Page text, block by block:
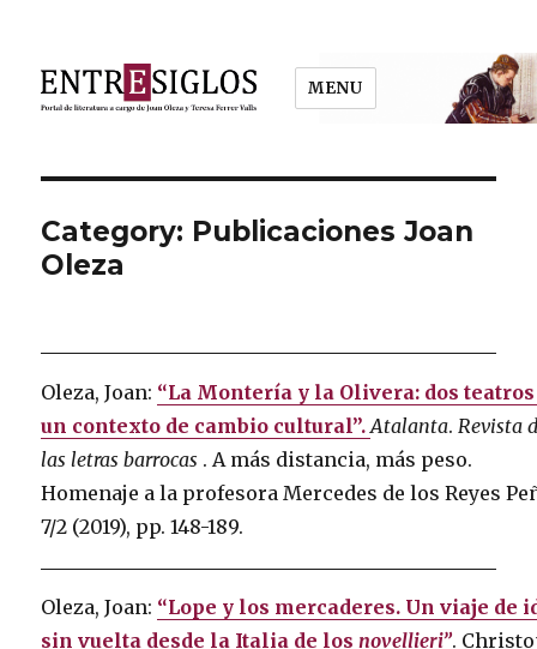
MENU
Category: Publicaciones Joan
Oleza
Oleza, Joan: “La Montería y la Olivera: dos
un contexto de cambio cultural”.Atalanta. Revista
las letras barrocas . A más distancia, más peso.
Homenaje a la profesora Mercedes de los Reyes
7/2 (2019), pp. 148-189.
Oleza, Joan: “Lope y los mercaderes. Un viaje de
sin vuelta desde la Italia de losnovellieri”.